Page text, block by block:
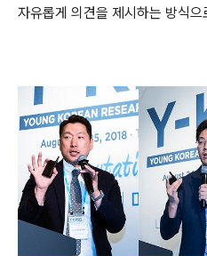
자유롭게 의견을 제시하는 방식